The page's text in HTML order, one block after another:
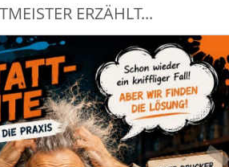
ERZÄHLT...